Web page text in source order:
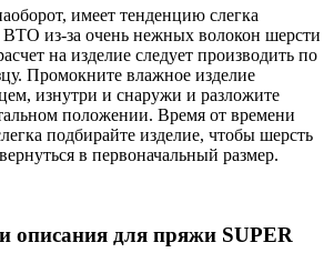
имеет тенденцию слегка
ВТО из-за очень нежных волокон шерсти
на изделие следует производить по
Промокните влажное изделие
изнутри и снаружи и разложите
положении. Время от времени
подбирайте изделие, чтобы шерсть
в первоначальный размер.
описания для пряжи SUPER